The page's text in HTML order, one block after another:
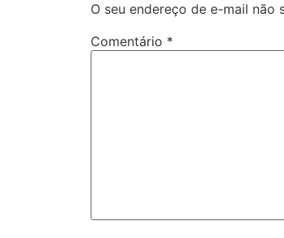
O seu endereço de e-mail não
Comentário *